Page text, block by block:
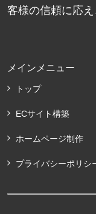
客様の信頼に応え
メインメニュー
トップ
ECサイト構築
ホームページ制作
プライバシーポリシ